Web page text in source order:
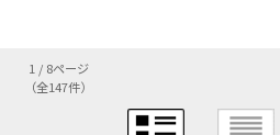
1 / 8ページ
（全147件）